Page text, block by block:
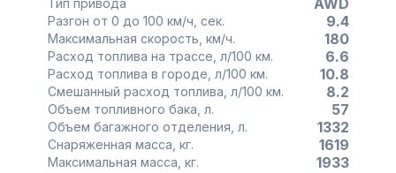
Тип привода AWD
Разгон от 0 до 100 км/ч, сек. 9.4
Максимальная скорость, км/ч. 180
Расход топлива на трассе, л/100 км. 6.6
Расход топлива в городе, л/100 км. 10.8
Смешанный расход топлива, л/100 км. 8.2
Объем топливного бака, л. 57
Объем багажного отделения, л. 1332
Снаряженная масса, кг. 1619
Максимальная масса, кг. 1933